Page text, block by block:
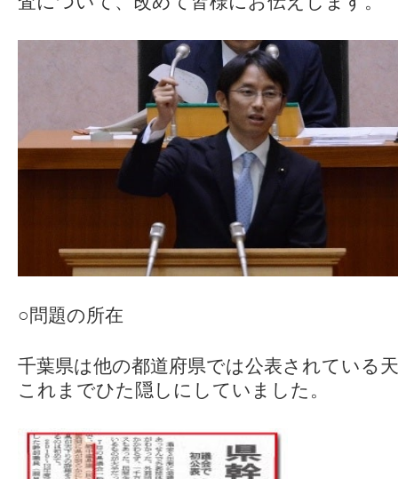
○問題の所在
千葉県は他の都道府県では公表されている
これまでひた隠しにしていました。